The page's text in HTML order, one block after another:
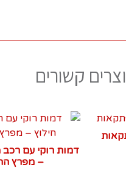
קשורים
דמות רוקי עם רכב
– מפרץ